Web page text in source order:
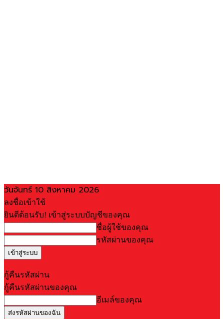
วันจันทร์ 10 สิงหาคม 2026
ลงชื่อเข้าใช้
ยินดีต้อนรับ! เข้าสู่ระบบบัญชีของคุณ
ชื่อผู้ใช้ของคุณ
รหัสผ่านของคุณ
กู้คืนรหัสผ่าน
กู้คืนรหัสผ่านของคุณ
อีเมล์ของคุณ